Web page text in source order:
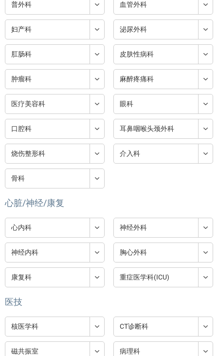
普外科 血管外科
妇产科 泌尿外科
肛肠科 皮肤性病科
肿瘤科 麻醉疼痛科
医疗美容科 眼科
口腔科 耳鼻咽喉头颈外科
烧伤整形科 介入科
骨科
心脏/神经/康复
心内科 神经外科
神经内科 胸心外科
康复科 重症医学科(ICU)
医技
核医学科 CT诊断科
磁共振室 病理科